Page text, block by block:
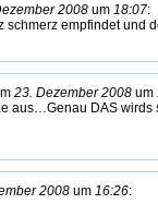
2008 um 18:07:
schmerz empfindet und
23. Dezember 2008 um
aus…Genau DAS wirds
2008 um 16:26: